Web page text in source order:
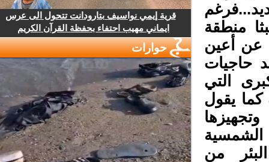
منطقة
عن أعين
حاجيات
التي
يقول
الشمسية
من
قرية إيمي نواسيف بتارودانت تتحول الى عرس
ايماني مهيب احتفاء بحفظة القرآن الكريم
حوارات